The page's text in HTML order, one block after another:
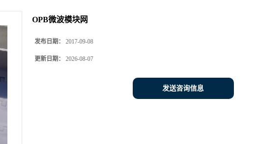
OPB微波模块网
发布日期： 2017-09-08
更新日期： 2026-08-07
发送咨询信息